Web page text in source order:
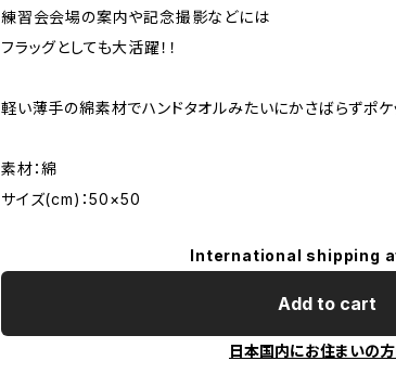
練習会会場の案内や記念撮影などには
フラッグとしても大活躍！！
軽い薄手の綿素材でハンドタオルみたいにかさばらずポケ
素材：綿
サイズ(cm)：50×50
International shipping
Add to cart
日本国内にお住まいの